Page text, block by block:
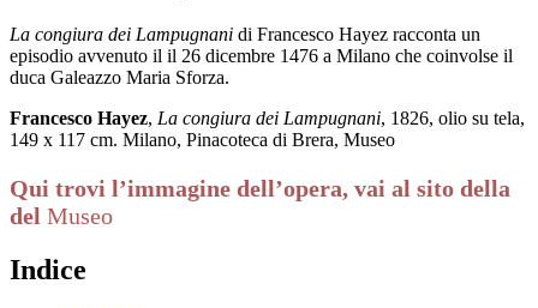
La congiura dei Lampugnani di Francesco Hayez racconta un
episodio avvenuto il il 26 dicembre 1476 a Milano che coinvolse il
duca Galeazzo Maria Sforza.
Francesco Hayez, La congiura dei Lampugnani, 1826, olio su tela,
149 x 117 cm. Milano, Pinacoteca di Brera, Museo
Qui trovi l’immagine dell’opera, vai al sito della
del Museo
Indice